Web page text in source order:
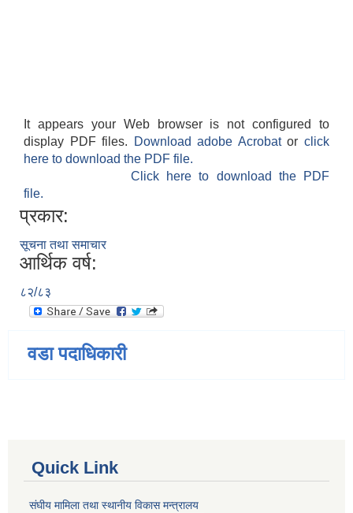
It appears your Web browser is not configured to
display PDF files.
Download adobe Acrobatorclick
here to download the PDF file.
Click here to download the PDF
file.
प्रकार:
सूचना तथा समाचार
आर्थिक वर्ष:
८२/८३
वडा पदाधिकारी
Quick Link
संघीय मामिला तथा स्थानीय विकास मन्त्रालय